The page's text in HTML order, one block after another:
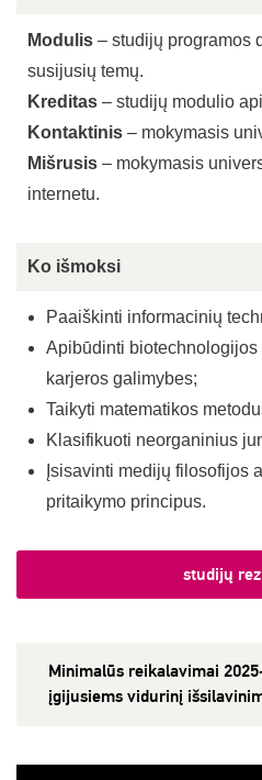
Modulis – studijų programos
susijusių temų.
Kreditas – studijų modulio
Kontaktinis – mokymasis
Mišrusis – mokymasis
internetu.
Ko išmoksi
Paaiškinti informacinių
Apibūdinti biotechnologijos
karjeros galimybes;
Taikyti matematikos
Klasifikuoti neorganinius
Įsisavinti medijų filosofijos
pritaikymo principus.
studijų
Minimalūs reikalavimai
įgijusiems vidurinį